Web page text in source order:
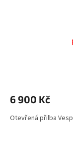
6 900 Kč
Otevřená přilba